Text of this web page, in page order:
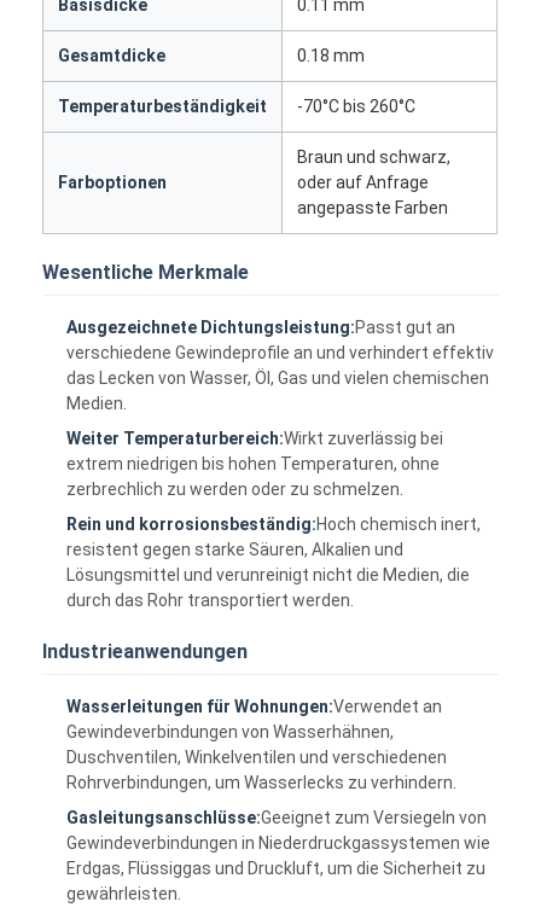
Haus
Produkte
Über uns
Basisdicke 0.11 mm
Gesamtdicke 0.18 mm
Temperaturbeständigkeit -70°C bis 260°C
Farboptionen
Braun und schwarz,
oder auf Anfrage
angepasste Farben
Wesentliche Merkmale
Ausgezeichnete Dichtungsleistung:Passt gut an
verschiedene Gewindeprofile an und verhindert effektiv
das Lecken von Wasser, Öl, Gas und vielen chemischen
Medien.
Weiter Temperaturbereich:Wirkt zuverlässig bei
extrem niedrigen bis hohen Temperaturen, ohne
zerbrechlich zu werden oder zu schmelzen.
Rein und korrosionsbeständig:Hoch chemisch inert,
resistent gegen starke Säuren, Alkalien und
Lösungsmittel und verunreinigt nicht die Medien, die
durch das Rohr transportiert werden.
Industrieanwendungen
Wasserleitungen für Wohnungen:Verwendet an
Gewindeverbindungen von Wasserhähnen,
Duschventilen, Winkelventilen und verschiedenen
Rohrverbindungen, um Wasserlecks zu verhindern.
Gasleitungsanschlüsse:Geeignet zum Versiegeln von
Gewindeverbindungen in Niederdruckgassystemen wie
Erdgas, Flüssiggas und Druckluft, um die Sicherheit zu
gewährleisten.